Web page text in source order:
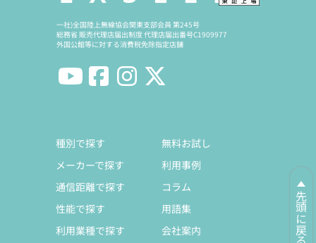
先頭に戻る
一社)全国陸上無線協会関東支部会員 第245号
総務省 販売代理店届出制度 代理店届出番号C1909977
外国公館等に対する消費税免除指定店舗
種別で探す
メーカーで探す
通信距離で探す
性能で探す
利用業種で探す
無料お試し
利用事例
コラム
用語集
会社案内